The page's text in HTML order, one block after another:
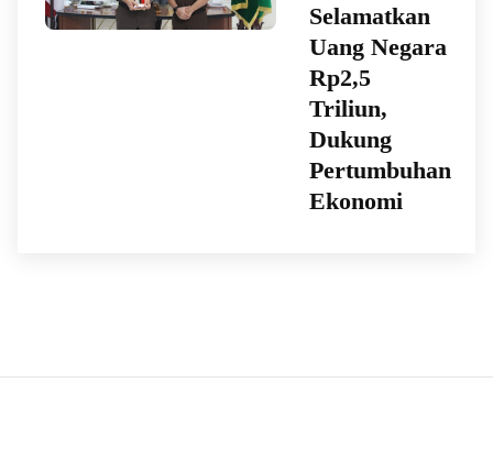
Selamatkan
Uang Negara
Rp2,5
Triliun,
Dukung
Pertumbuhan
Ekonomi